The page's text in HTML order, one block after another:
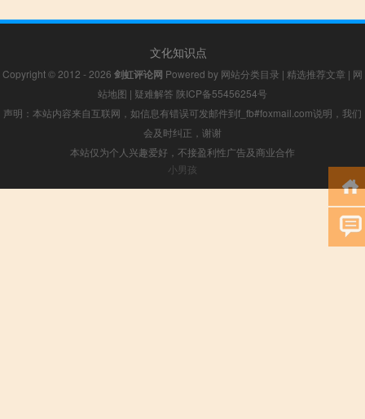
文化知识点
Copyright © 2012 - 2026 剑虹评论网 Powered by 网站分类目录 | 精选推荐文章 | 网
站地图 | 疑难解答 陕ICP备55456254号
声明：本站内容来自互联网，如信息有错误可发邮件到f_fb#foxmail.com说明，我们
会及时纠正，谢谢
本站仅为个人兴趣爱好，不接盈利性广告及商业合作
小男孩